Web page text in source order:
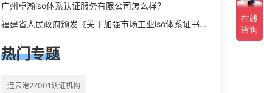
广州卓瀚iso体系认证服务有限公司怎么样？
福建省人民政府颁发《关于加强市场工业iso体系证书质量监督检验与管理的暂行规定》的通知
热门专题
连云港27001认证机构